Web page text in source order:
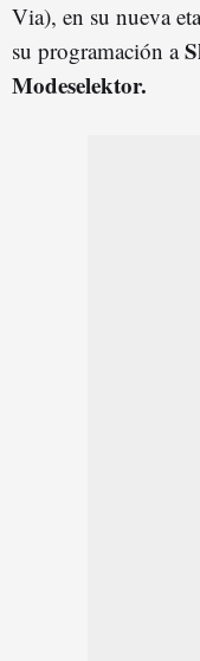
Via), en su nueva
su programación a
Modeselektor.